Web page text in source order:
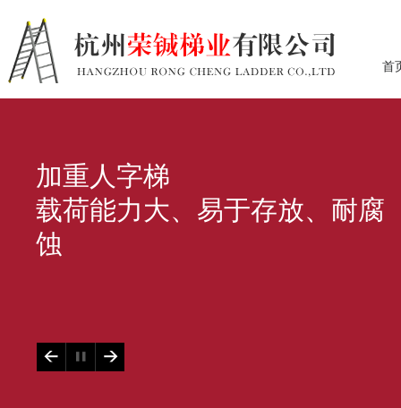
首
加重人字梯
载荷能力大、易于存放、耐腐
蚀